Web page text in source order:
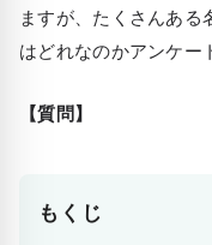
ますが、たくさんある
はどれなのかアンケー
【質問】
もくじ